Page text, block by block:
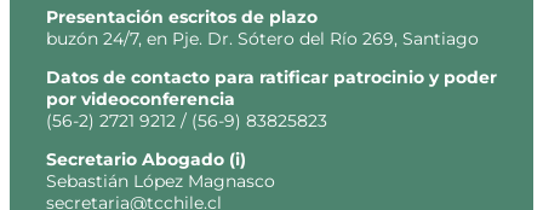
Presentación escritos de plazo
buzón 24/7, en Pje. Dr. Sótero del Río 269, Santiago
Datos de contacto para ratificar patrocinio y poder
por videoconferencia
(56-2) 2721 9212 / (56-9) 83825823
Secretario Abogado (i)
Sebastián López Magnasco
secretaria@tcchile.cl